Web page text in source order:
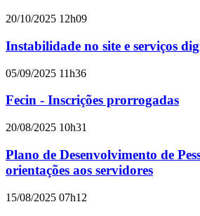
20/10/2025 12h09
Instabilidade no site e serviços
05/09/2025 11h36
Fecin - Inscrições prorrogadas
20/08/2025 10h31
Plano de Desenvolvimento de
orientações aos servidores
15/08/2025 07h12